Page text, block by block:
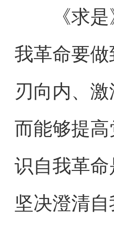
《求是》
我革命要
刃向内、
而能够提
识自我革
坚决澄清